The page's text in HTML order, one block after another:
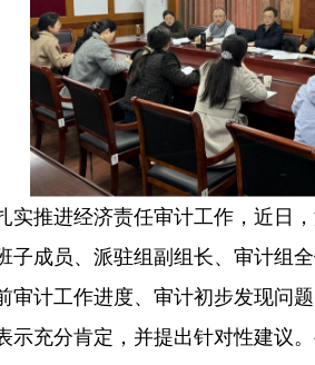
实推进经济责任审计工作，近日
成员、派驻组副组长、审计组全
审计工作进度、审计初步发现问
示充分肯定，并提出针对性建议